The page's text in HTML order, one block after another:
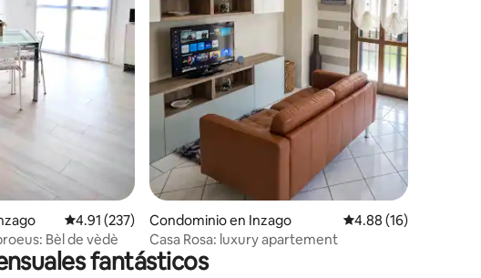
evaluacionesCalificación promedio: 4.91 de 5; 237 evaluaciones
4.91 (237)
Bèl de vèdè
Condominio en Inzago Calificación
4.88 (16)
Casa Rosa: luxury apartement
fantásticos